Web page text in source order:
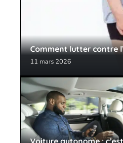
Comment lutter contre
11 mars 2026